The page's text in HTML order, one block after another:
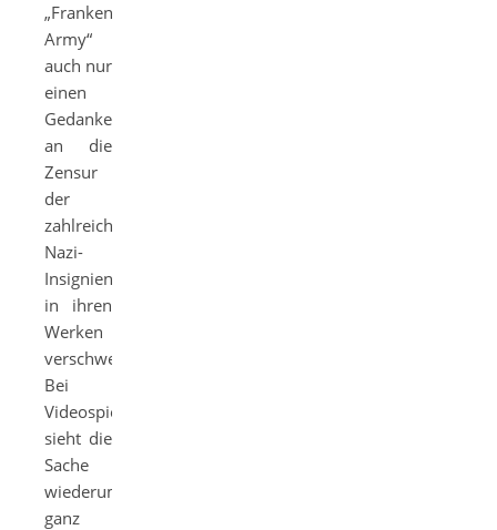
„Frankenstein’s
Army“
auch nur
einen
Gedanken
an die
Zensur
der
zahlreichen
Nazi-
Insignien
in ihren
Werken
verschwenden.
Bei
Videospielen
sieht die
Sache
wiederum
ganz